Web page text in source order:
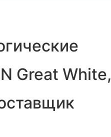
Great White,